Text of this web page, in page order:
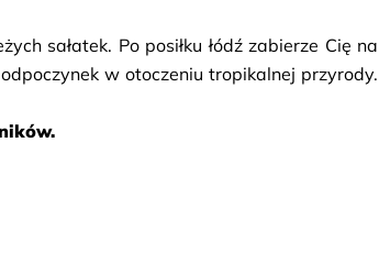
w otoczeniu tropikalnej przyrody.